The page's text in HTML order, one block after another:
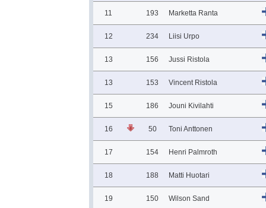
11 193 Marketta Ranta
12 234 Liisi Urpo
13 156 Jussi Ristola
13 153 Vincent Ristola
15 186 Jouni Kivilahti
16 50 Toni Anttonen
17 154 Henri Palmroth
18 188 Matti Huotari
19 150 Wilson Sand